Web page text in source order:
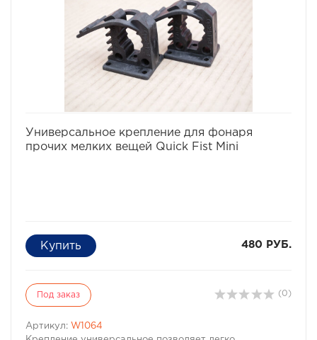
экономя топливо, снижая шумы и вибрации от
трансмиссии.
Подходит на автомобили :
- Mitsubishi Pajero, - Pajero Sport, - Montero, - Montero
Sport, - Challenger, - Delika 4WD, - L-200, - Triton
C передними 8-дюймовыми Главными Парами и
Универсальное крепление для фонаря
прочих мелких вещей Quick Fist Mini
480 РУБ.
Под заказ (0)
Артикул: W1064